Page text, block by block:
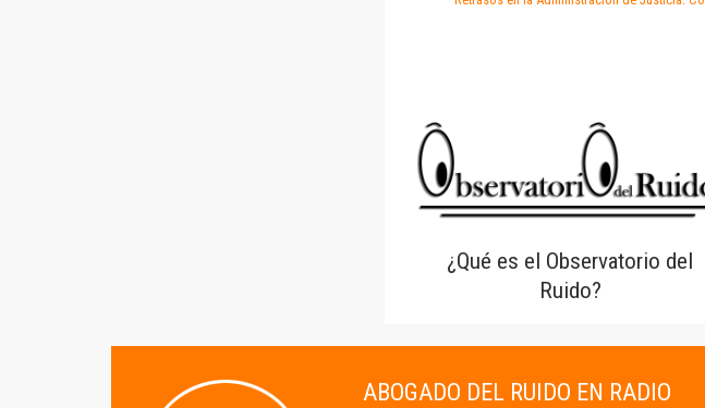
¿Qué es el Observatorio del
Ruido?
ABOGADO DEL RUIDO EN RADIO